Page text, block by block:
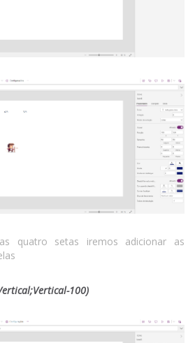
quatro setas iremos adicionar as
100)